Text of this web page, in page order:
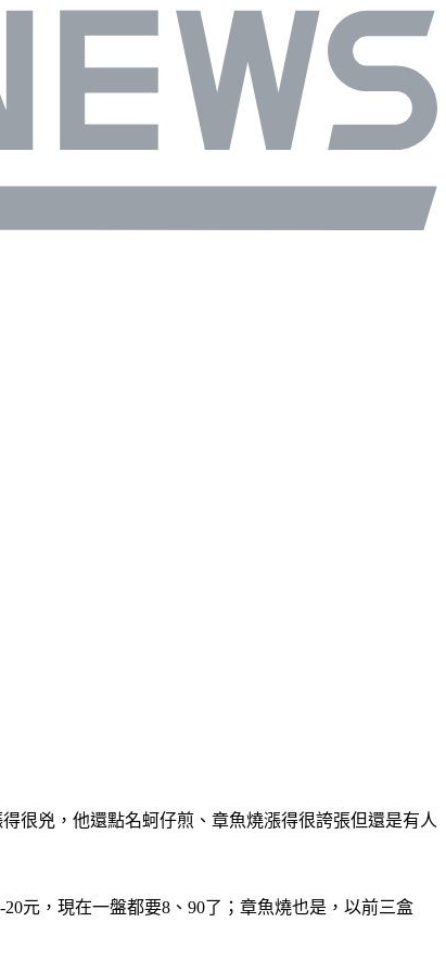
很兇，他還點名蚵仔煎、章魚燒漲得很誇張但還是有人
元，現在一盤都要8、90了；章魚燒也是，以前三盒